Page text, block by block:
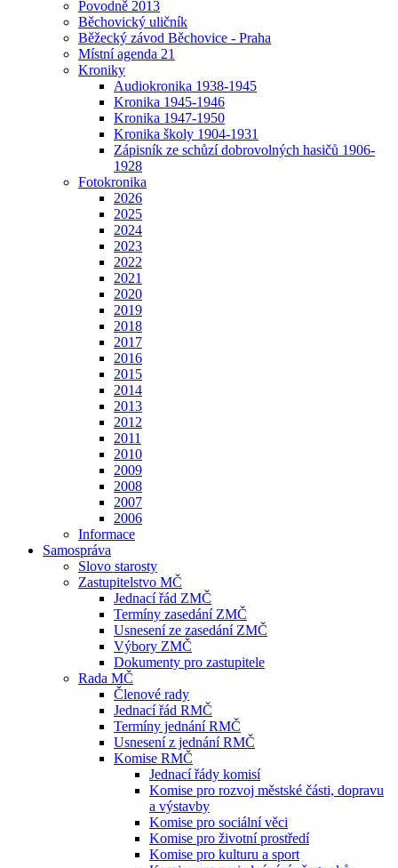
Povodně 2013
Běchovický uličník
Běžecký závod Běchovice - Praha
Místní agenda 21
Kroniky
Audiokronika 1938-1945
Kronika 1945-1946
Kronika 1947-1950
Kronika školy 1904-1931
Zápisník ze schůzí dobrovolných hasičů 1906-
1928
Fotokronika
2026
2025
2024
2023
2022
2021
2020
2019
2018
2017
2016
2015
2014
2013
2012
2011
2010
2009
2008
2007
2006
Informace
Samospráva
Slovo starosty
Zastupitelstvo MČ
Jednací řád ZMČ
Termíny zasedání ZMČ
Usnesení ze zasedání ZMČ
Výbory ZMČ
Dokumenty pro zastupitele
Rada MČ
Členové rady
Jednací řád RMČ
Termíny jednání RMČ
Usnesení z jednání RMČ
Komise RMČ
Jednací řády komisí
Komise pro rozvoj městské části, dopravu
a výstavby
Komise pro sociální věci
Komise pro životní prostředí
Komise pro kulturu a sport